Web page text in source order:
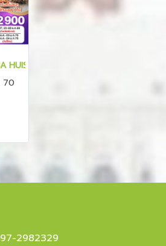
HUIS TEN BOSCH CHRISTMAS &
70
2982329